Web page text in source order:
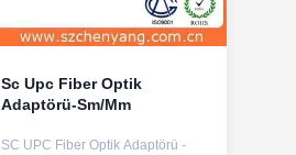
Sc Upc Fiber Optik
Adaptörü-Sm/Mm
SC UPC Fiber Optik Adaptörü -